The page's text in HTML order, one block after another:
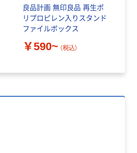
良品計画 無印良品 再生ポ
リプロピレン入りスタンド
ファイルボックス
￥590~ （税込）